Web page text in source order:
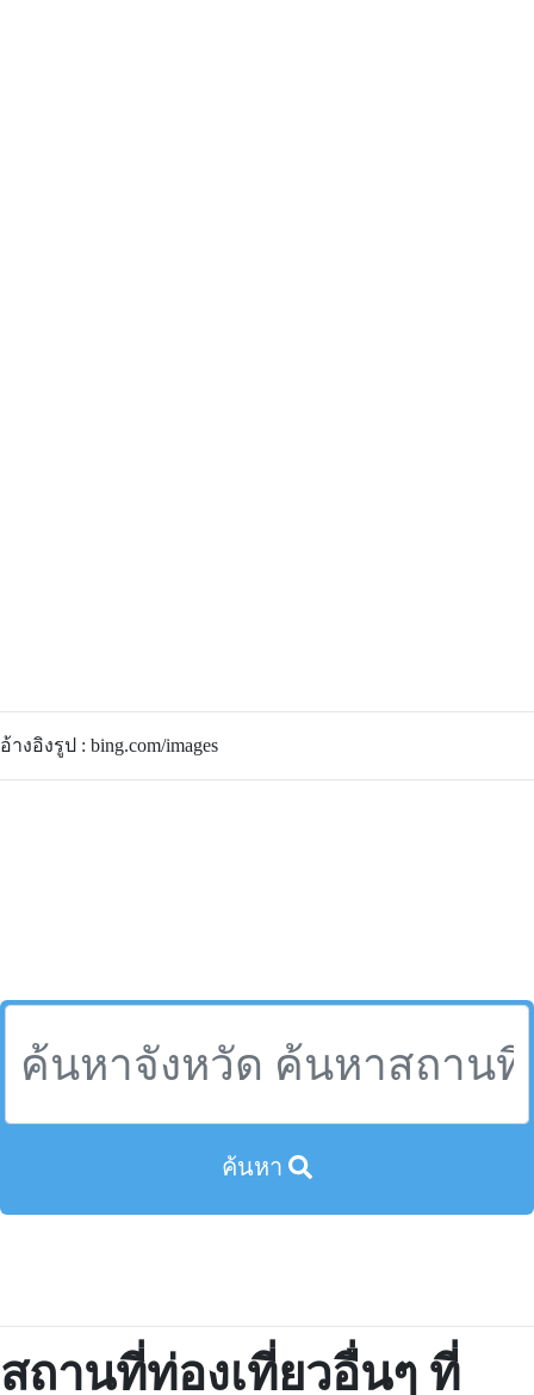
อ้างอิงรูป : bing.com/images
ค้นหา
สถานที่ท่องเที่ยวอื่นๆ ที่